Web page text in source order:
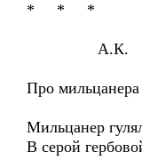
* * *
А.К.
Про мильцанера
Мильцанер
В серой